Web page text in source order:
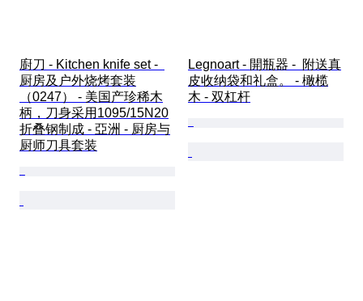
廚刀 - Kitchen knife set -
厨房及户外烧烤套装
（0247） - 美国产珍稀木
柄，刀身采用1095/15N20
折叠钢制成 - 亞洲 - 厨房与
厨师刀具套装
Legnoart - 開瓶器 -  附送真
皮收纳袋和礼盒。 - 橄榄
木 - 双杠杆